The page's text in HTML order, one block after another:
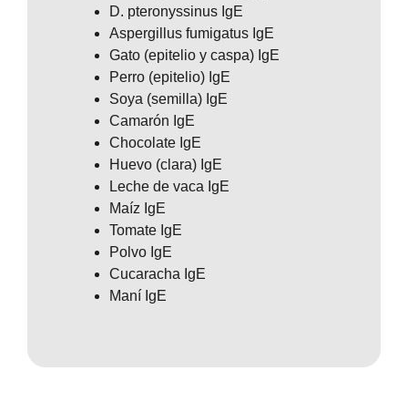
D. pteronyssinus IgE
Aspergillus fumigatus IgE
Gato (epitelio y caspa) IgE
Perro (epitelio) IgE
Soya (semilla) IgE
Camarón IgE
Chocolate IgE
Huevo (clara) IgE
Leche de vaca IgE
Maíz IgE
Tomate IgE
Polvo IgE
Cucaracha IgE
Maní IgE